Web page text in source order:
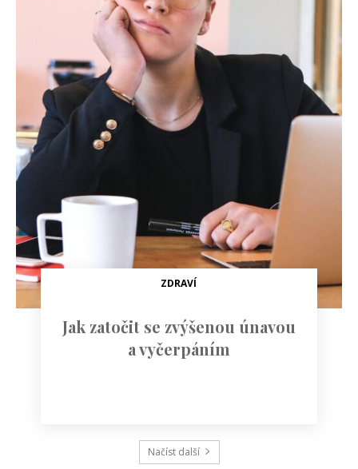
ZDRAVÍ
Jak zatočit se zvýšenou únavou
a vyčerpáním
Načíst další